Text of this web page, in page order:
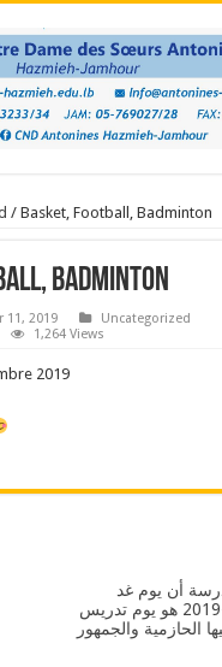
/ Basket, Football, Badminton
Badminton
11, 2019
Uncategorized
1,264 Views
2019
أن يوم غد
الثلاثاء 12-11-2019 هو يوم تدريس
الحازمية والجمهور